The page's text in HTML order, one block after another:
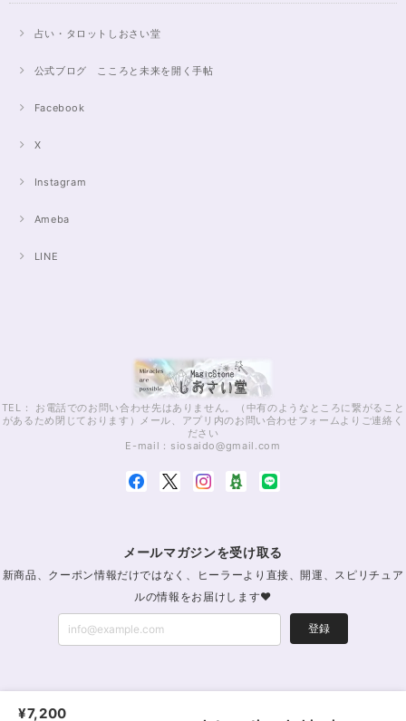
占い・タロットしおさい堂
公式ブログ こころと未来を開く手帖
Facebook
X
Instagram
Ameba
LINE
TEL： お電話でのお問い合わせ先はありません。（中有のようなところに繋がること
があるため閉じております）メール、アプリ内のお問い合わせフォームよりご連絡く
ださい
E-mail： siosaido@gmail.com
メールマガジンを受け取る
新商品、クーポン情報だけではなく、ヒーラーより直接、開運、スピリチュア
ルの情報をお届けします♥
登録
パワーストーン通販・浄化｜MagicStoneしおさい堂｜レイキパワーストーン公式
¥7,200